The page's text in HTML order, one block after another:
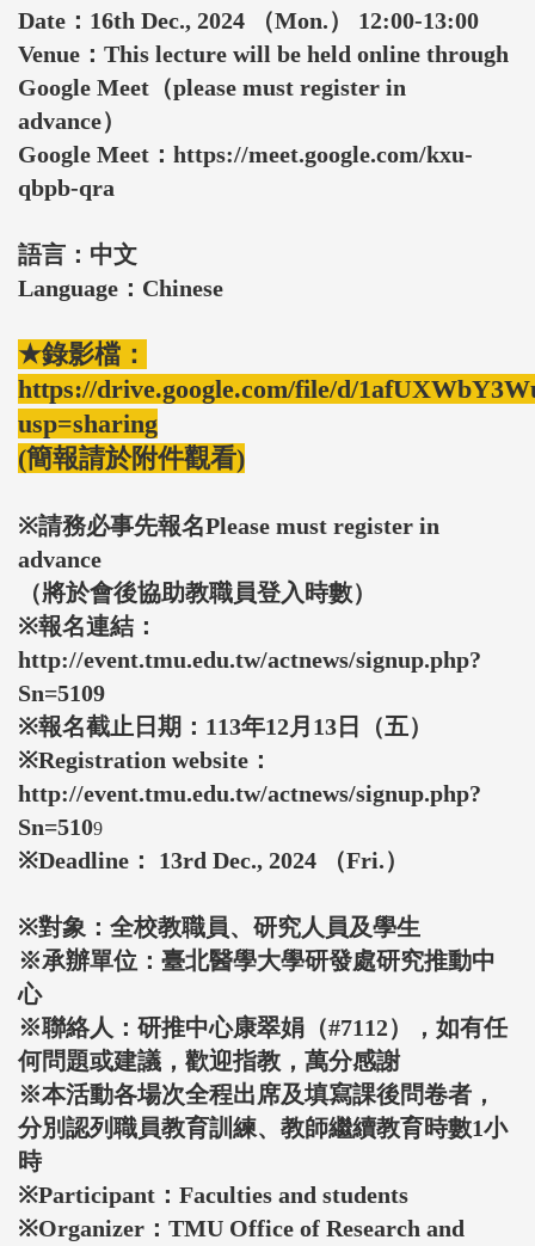
Date：16th Dec., 2024 （Mon.） 12:00-13:00
Venue：This lecture will be held online through
Google Meet（please must register in
advance）
Google Meet：https://meet.google.com/kxu-
qbpb-qra
語言：中文
Language：Chinese
★錄影檔：
https://drive.google.com/file/d/
usp=sharing
(簡報請於附件觀看)
※請務必事先報名Please must register in
advance
（將於會後協助教職員登入時數）
※報名連結：
http://event.tmu.edu.tw/actnews/signup.php?
Sn=5109
※報名截止日期：113年12月13日（五）
※Registration website：
http://event.tmu.edu.tw/actnews/signup.php?
Sn=5109
※Deadline： 13rd Dec., 2024 （Fri.）
※對象：全校教職員、研究人員及學生
※承辦單位：臺北醫學大學研發處研究推動中
心
※聯絡人：研推中心康翠娟（#7112），如有任
何問題或建議，歡迎指教，萬分感謝
※本活動各場次全程出席及填寫課後問卷者，
分別認列職員教育訓練、教師繼續教育時數1小
時
※Participant：Faculties and students
※Organizer：TMU Office of Research and